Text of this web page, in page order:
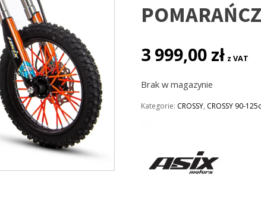
3 999,00 zł z VAT
Brak w magazynie
Kategorie: CROSSY, CROSSY 90-